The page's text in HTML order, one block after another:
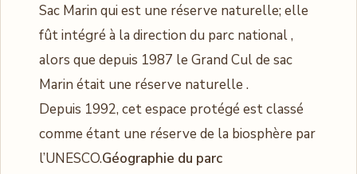
Sac Marin qui est une réserve naturelle; elle
fût intégré à la direction du parc national ,
alors que depuis 1987 le Grand Cul de sac
Marin était une réserve naturelle .
Depuis 1992, cet espace protégé est classé
comme étant une réserve de la biosphère par
l’UNESCO.Géographie du parc